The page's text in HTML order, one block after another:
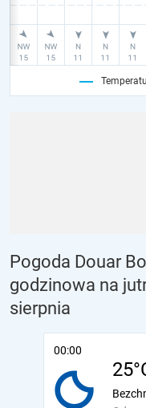
Pogoda Douar
godzinowa na
sierpnia
00:00